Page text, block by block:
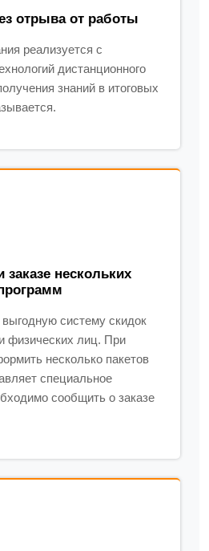
отрыва от работы
реализуется с
дистанционного
знаний в итоговых
заказе нескольких
систему скидок
физических лиц. При
несколько пакетов
специальное
сообщить о заказе